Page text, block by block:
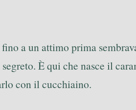
a un attimo prima
È qui che nasce il
con il cucchiaino.